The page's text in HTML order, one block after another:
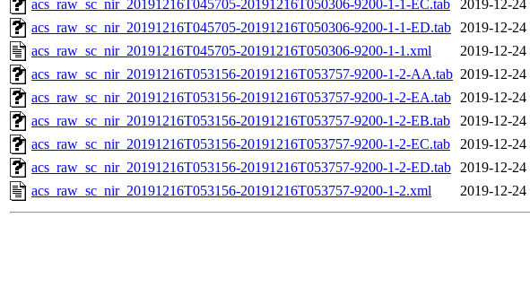
acs_raw_sc_nir_20191216T045705-20191216T050306-9200-1-1-EC.tab
2019-12-24
acs_raw_sc_nir_20191216T045705-20191216T050306-9200-1-1-ED.tab 2019-12-24
acs_raw_sc_nir_20191216T045705-20191216T050306-9200-1-1.xml
2019-12-24
acs_raw_sc_nir_20191216T053156-20191216T053757-9200-1-2-AA.tab 2019-12-24
acs_raw_sc_nir_20191216T053156-20191216T053757-9200-1-2-EA.tab 2019-12-24
acs_raw_sc_nir_20191216T053156-20191216T053757-9200-1-2-EB.tab
2019-12-24
acs_raw_sc_nir_20191216T053156-20191216T053757-9200-1-2-EC.tab
2019-12-24
acs_raw_sc_nir_20191216T053156-20191216T053757-9200-1-2-ED.tab 2019-12-24
acs_raw_sc_nir_20191216T053156-20191216T053757-9200-1-2.xml
2019-12-24